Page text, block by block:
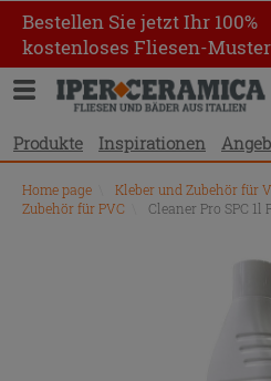
Bestellen Sie jetzt Ihr 100%
kostenloses Fliesen-
Produkte Inspirationen
Home page Kleber und Zubehör für
Zubehör für PVC
Cleaner Pro SPC